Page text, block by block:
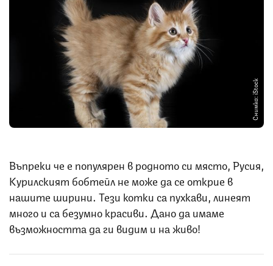
Снимка: iStock
Въпреки че е популярен в родното си място, Русия,
Курилският бобтейл не може да се открие в
нашите ширини. Тези котки са пухкави, линеят
много и са безумно красиви. Дано да имаме
възможността да ги видим и на живо!